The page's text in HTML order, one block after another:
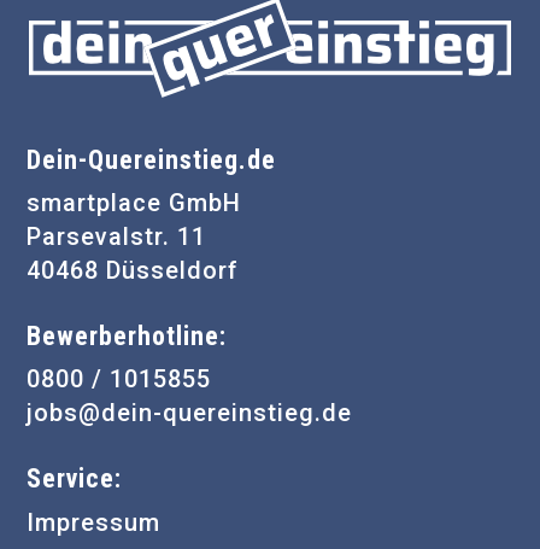
Dein-Quereinstieg.de
smartplace GmbH
Parsevalstr. 11
40468 Düsseldorf
Bewerberhotline:
0800 / 1015855
jobs@dein-quereinstieg.de
Service:
Impressum